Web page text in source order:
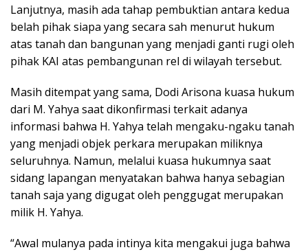
Lanjutnya, masih ada tahap pembuktian antara kedua
belah pihak siapa yang secara sah menurut hukum
atas tanah dan bangunan yang menjadi ganti rugi oleh
pihak KAI atas pembangunan rel di wilayah tersebut.
Masih ditempat yang sama, Dodi Arisona kuasa hukum
dari M. Yahya saat dikonfirmasi terkait adanya
informasi bahwa H. Yahya telah mengaku-ngaku tanah
yang menjadi objek perkara merupakan miliknya
seluruhnya. Namun, melalui kuasa hukumnya saat
sidang lapangan menyatakan bahwa hanya sebagian
tanah saja yang digugat oleh penggugat merupakan
milik H. Yahya.
“Awal mulanya pada intinya kita mengakui juga bahwa